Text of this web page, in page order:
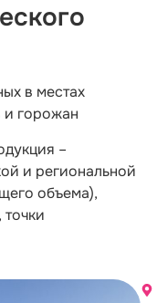
в местах
и горожан
–
и региональной
объема),